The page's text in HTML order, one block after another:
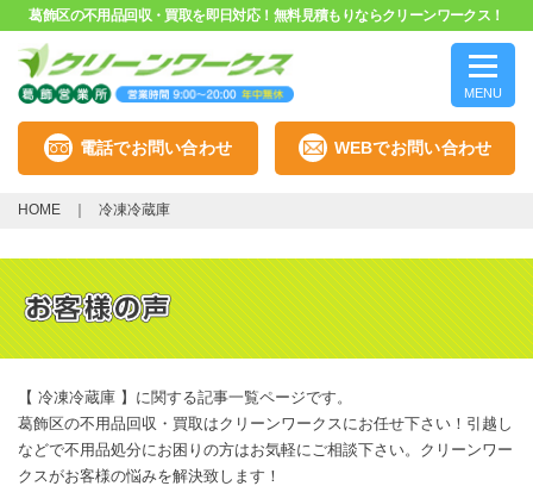
葛飾区の不用品回収・買取を即日対応！無料見積もりならクリーンワークス！
MENU
電話でお問い合わせ WEBでお問い合わせ
HOME 冷凍冷蔵庫
【 冷凍冷蔵庫 】に関する記事一覧ページです。
葛飾区の不用品回収・買取はクリーンワークスにお任せ下さい！引越し
などで不用品処分にお困りの方はお気軽にご相談下さい。クリーンワー
クスがお客様の悩みを解決致します！